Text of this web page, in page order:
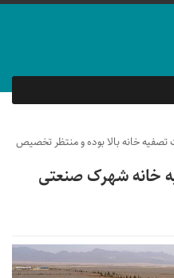
خانه بالا بوده و منتظر تخصیص
خانه شهرک صنعتی